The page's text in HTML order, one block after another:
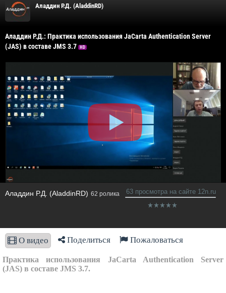
Аладдин Р.Д. (AladdinRD)
Аладдин Р.Д.: Практика использования JaCarta Authentication Server
(JAS) в составе JMS 3.7
HD
Аладдин Р.Д. (AladdinRD) 62 ролика 63 просмотра на сайте 12n.ru
О видео Поделиться Пожаловаться
Практика использования JaCarta Authentication Server
(JAS) в составе JMS 3.7.